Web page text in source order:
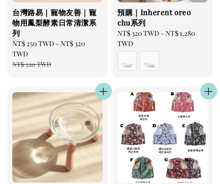
台灣路易｜寵物友善｜寵
物用鳳梨酵素日常清潔系
列
Sale
price
NT$ 250 TWD - NT$ 320
TWD
Regular
NT$ 320 TWD
預購｜Inherent oreo
chu系列
Regular
price
NT$ 320 TWD - NT$ 1,280
TWD